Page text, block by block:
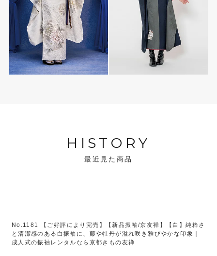
HISTORY
最近見た商品
No.1181 【ご好評により完売】【新品振袖/京友禅】【白】純粋さ
と清潔感のある白振袖に、藤や牡丹が溢れ咲き雅びやかな印象｜
成人式の振袖レンタルなら京都きもの友禅